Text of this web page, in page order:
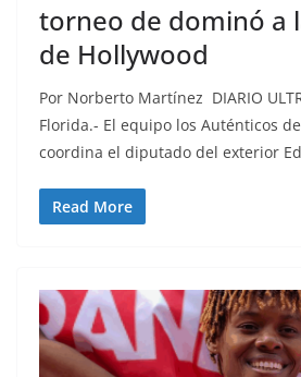
torneo de dominó a
de Hollywood
Por Norberto Martínez DIARIO
Florida.- El equipo los Auténticos
coordina el diputado del exterior
Read More